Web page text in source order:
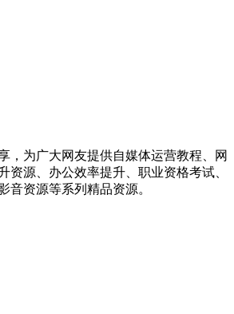
，为广大网友提供自媒体运营教程、网
资源、办公效率提升、职业资格考试、
音资源等系列精品资源。